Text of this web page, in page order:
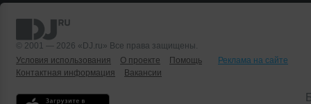
© 2001 — 2026 «DJ.ru» Все права защищены.
Условия использования
О проекте Помощь
Реклама на сайте
Контактная информация
Вакансии